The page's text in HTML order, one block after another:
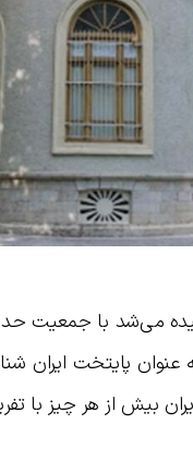
پایتخت ایران
بیش از هر چیز با